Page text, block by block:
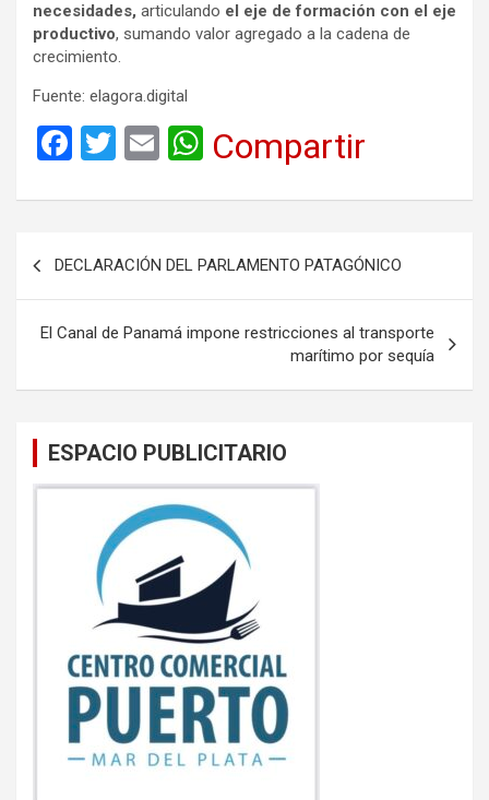
necesidades, articulando el eje de formación con el eje
productivo, sumando valor agregado a la cadena de
crecimiento.
Fuente: elagora.digital
F
ce
b
o
k
T
tt
er
E
ail
W
at
s
A
p
Compartir
Navegación
entradas
DECLARACIÓN DEL PARLAMENTO PATAGÓNICO
El Canal de Panamá impone restricciones al transporte
marítimo por sequía
ESPACIO PUBLICITARIO